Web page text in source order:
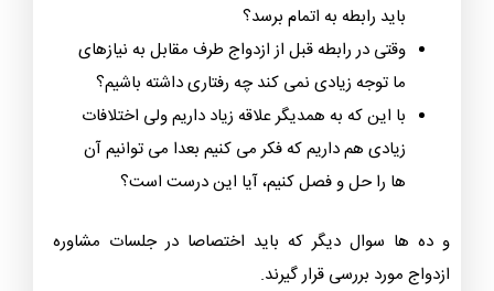
باید رابطه به اتمام برسد؟
وقتی در رابطه قبل از ازدواج طرف مقابل به نیازهای
ما توجه زیادی نمی کند چه رفتاری داشته باشیم؟
با این که به همدیگر علاقه زیاد داریم ولی اختلافات
زیادی هم داریم که فکر می کنیم بعدا می توانیم آن
ها را حل و فصل کنیم، آیا این درست است؟
و ده ها سوال دیگر که باید اختصاصا در جلسات مشاوره
ازدواج مورد بررسی قرار گیرند.